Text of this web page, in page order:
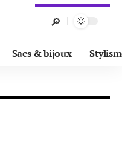
Sacs & bijoux